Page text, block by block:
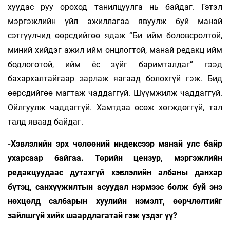
хуудас руу ороход танилцуулга нь байдаг. Гэтэл
мэргэжлийн үйл ажиллагаа явуулж буй манай
сэтгүүлчид өөрсдийгөө ядаж “Би ийм боловсролтой,
миний хийдэг ажил ийм онцлогтой, манай редакц ийм
бодлоготой, ийм ёс зүйг баримталдаг” гээд
бахархалтайгаар зарлаж яагаад болохгүй гэж. Бид
өөрсдийгөө магтаж чаддаггүй. Шүүмжилж чаддаггүй.
Ойлгуулж чаддаггүй. Хамтдаа өсөж хөгждөггүй, тал
талд яваад байдаг.
-Хэвлэлийн эрх чөлөөний индексээр манай улс байр
ухарсаар байгаа. Төрийн цензур, мэргэжлийн
редакцуудаас дутахгүй хэвлэлийн албаны данхар
бүтэц, санхүүжилтын асуудал нэрмээс болж буй энэ
нөхцөлд салбарын хуулийн нэмэлт, өөрчлөлтийг
зайлшгүй хийх шаардлагатай гэж үздэг үү?